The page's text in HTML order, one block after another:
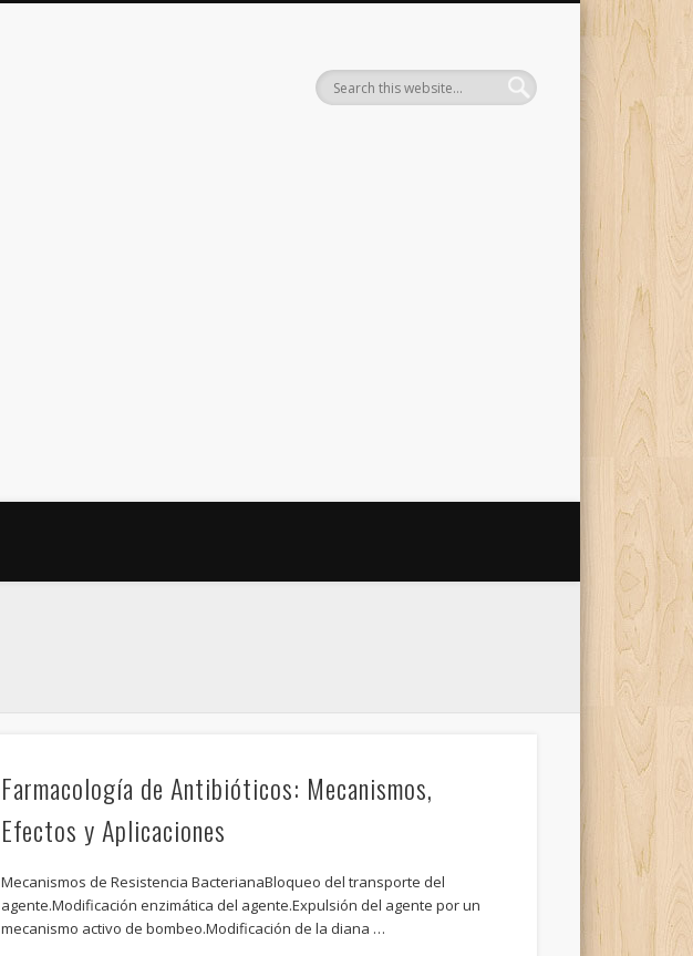
Farmacología de Antibióticos: Mecanismos,
Efectos y Aplicaciones
Mecanismos de Resistencia BacterianaBloqueo del transporte del
agente.Modificación enzimática del agente.Expulsión del agente por un
mecanismo activo de bombeo.Modificación de la diana …